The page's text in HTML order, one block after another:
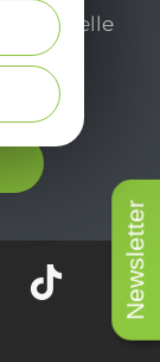
Newsletter
mensuelle